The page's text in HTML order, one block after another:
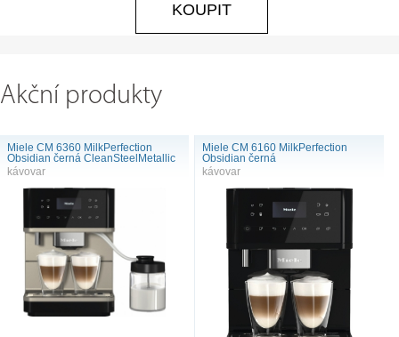
KOUPIT
Akční produkty
Miele CM 6360 MilkPerfection
Obsidian černá CleanSteelMetallic
kávovar
Miele CM 6160 MilkPerfection
Obsidian černá
kávovar